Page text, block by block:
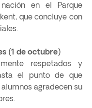
en el Parque
que concluye con
(1 de octubre)
respetados y
el punto de que
agradecen su